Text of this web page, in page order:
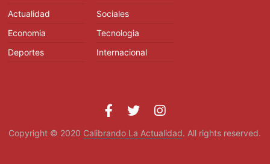
Actualidad
Economia
Deportes
Sociales
Tecnologia
Internacional
Copyright © 2020 Calibrando La Actualidad. All rights reserved.